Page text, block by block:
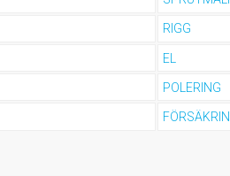
RIGG
EL
POLERING